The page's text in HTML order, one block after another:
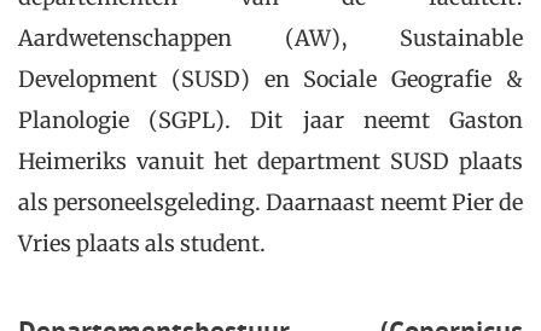
Aardwetenschappen (AW), Sustainable
Development (SUSD) en Sociale Geografie &
Planologie (SGPL). Dit jaar neemt Gaston
Heimeriks vanuit het department SUSD plaats
als personeelsgeleding. Daarnaast neemt Pier de
Vries plaats als student.